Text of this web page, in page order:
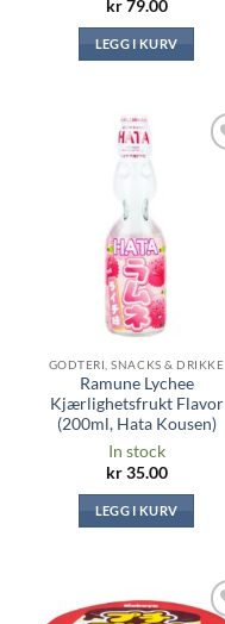
kr79.00
LEGG I KURV
GODTERI, SNACKS & DRIKKE
Ramune Lychee
Kjærlighetsfrukt Flavor
(200ml, Hata Kousen)
In stock
kr35.00
LEGG I KURV